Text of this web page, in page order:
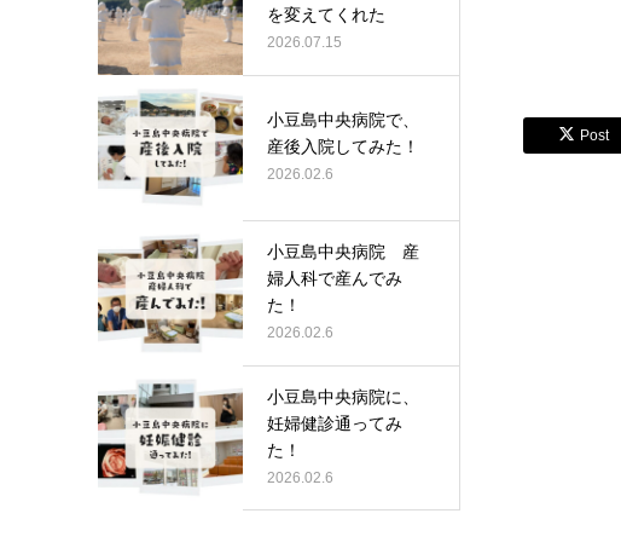
Post
を変えてくれた
2026.07.15
小豆島中央病院で、
産後入院してみた！
2026.02.6
小豆島中央病院 産
婦人科で産んでみ
た！
2026.02.6
小豆島中央病院に、
妊婦健診通ってみ
た！
2026.02.6